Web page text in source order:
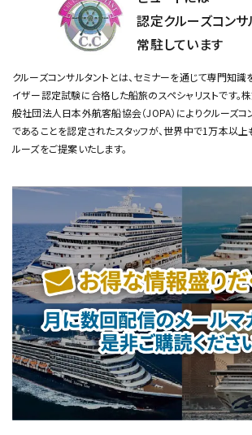
認定クルーズコンサ
常駐しています
クルーズコンサルタントとは、セミナーを通じて専門知識
イザー認定試験に合格した船旅のスペシャリストです。
般社団法人日本外航客船協会（JOPA）によりクルーズ
であることを認定されたスタッフが、世界中で1万本以上
ルーズをご提案いたします。